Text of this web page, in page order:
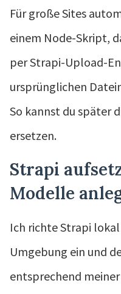
Für große Sites
einem Node-Skript,
per Strapi-Upload-
ursprünglichen
So kannst du später
ersetzen.
Strapi
Modelle
Ich richte Strapi
Umgebung ein und
entsprechend